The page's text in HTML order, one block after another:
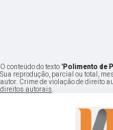
O conteúdo do texto "Polimento de
Sua reprodução, parcial ou total,
autor. Crime de violação de direito
direitos autorais